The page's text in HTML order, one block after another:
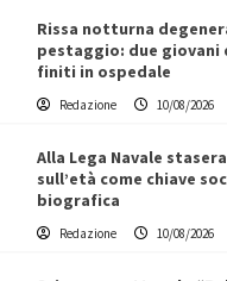
Rissa notturna
pestaggio: due giovani
finiti in ospedale
Redazione 10/08/2026
Alla Lega Navale
sull’età come chiave
biografica
Redazione 10/08/2026